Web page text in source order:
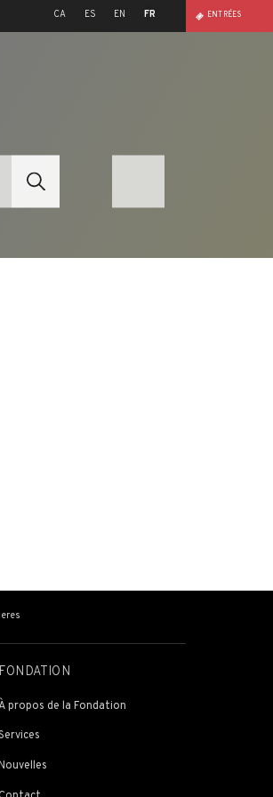
CA ES EN FR ENTRÉES
FONDATION
propos de la Fondation